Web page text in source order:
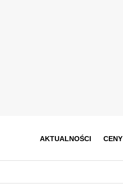
AKTUALNOŚCI